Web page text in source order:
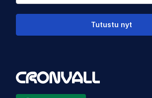
Tutustu nyt